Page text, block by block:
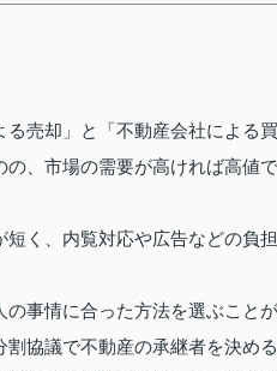
売却」と「不動産会社による買
、市場の需要が高ければ高値
く、内覧対応や広告などの負
事情に合った方法を選ぶことが
協議で不動産の承継者を決める